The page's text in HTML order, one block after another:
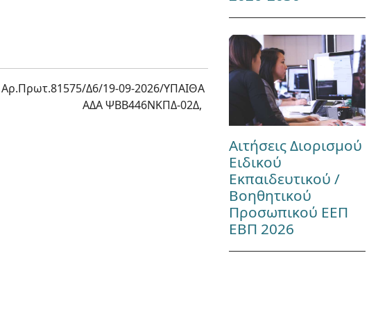
Αρ.Πρωτ.81575/Δ6/19-09-2026/ΥΠΑΙΘΑ
ΑΔΑ ΨΒΒ446ΝΚΠΔ-02Δ,
Αιτήσεις Διορισμού
Ειδικού
Εκπαιδευτικού /
Βοηθητικού
Προσωπικού ΕΕΠ
ΕΒΠ 2026